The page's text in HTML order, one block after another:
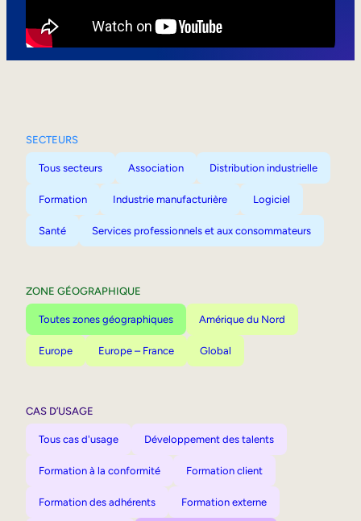
SECTEURS
Tous secteurs Association Distribution industrielle
Formation Industrie manufacturière Logiciel
Santé Services professionnels et aux consommateurs
ZONE GÉOGRAPHIQUE
Toutes zones géographiques Amérique du Nord
Europe Europe – France Global
CAS D’USAGE
Tous cas d'usage Développement des talents
Formation à la conformité Formation client
Formation des adhérents Formation externe